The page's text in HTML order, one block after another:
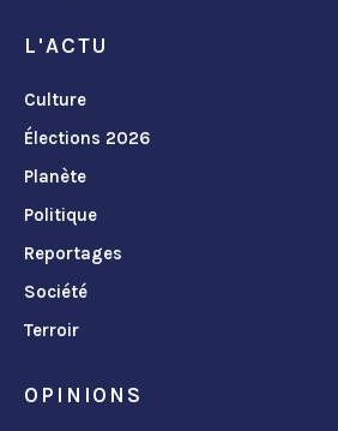
L'ACTU
Culture
Élections 2026
Planète
Politique
Reportages
Société
Terroir
OPINIONS